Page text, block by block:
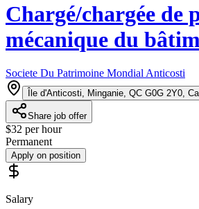
Chargé/chargée de
mécanique du
Societe Du Patrimoine Mondial Anticosti
Île d'Anticosti, Minganie, QC G0G 2Y0,
Share job offer
$32 per hour
Permanent
Apply on position
Salary